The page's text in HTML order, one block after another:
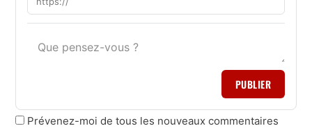
PUBLIER
Prévenez-moi de tous les nouveaux commentaires